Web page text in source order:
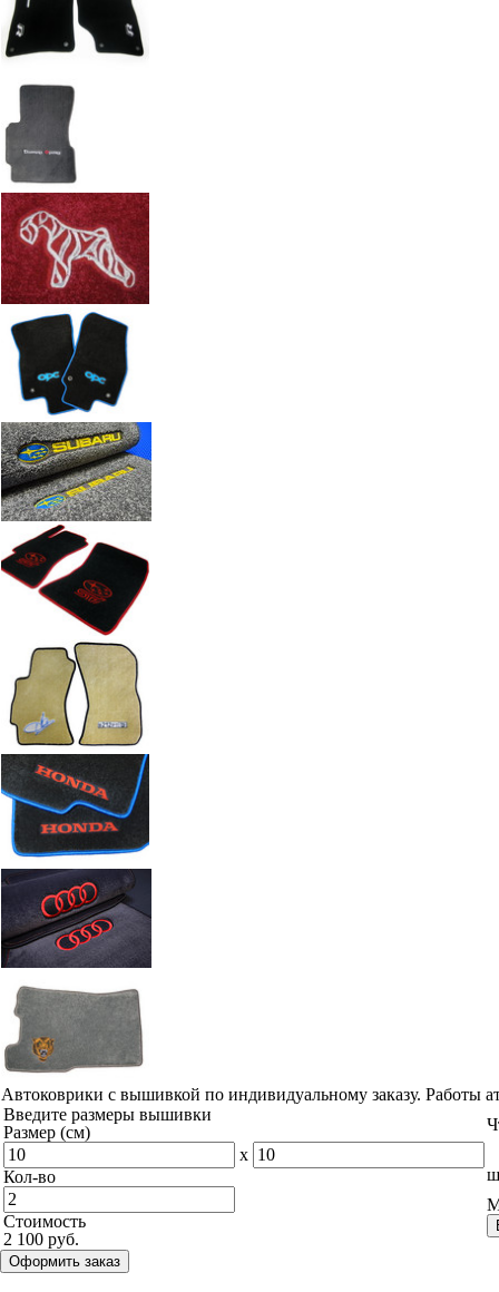
Автоковрики с вышивкой по индивидуальному заказу. Работы
Введите размеры вышивки
Размер (см)
x
Кол-во
Стоимость
2 100 руб.
Оформить заказ